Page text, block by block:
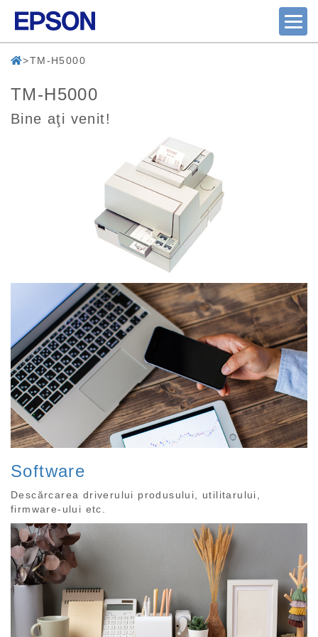
TM-H5000
TM-H5000
Bine aţi venit!
Software
Descărcarea driverului produsului, utilitarului,
firmware-ului etc.